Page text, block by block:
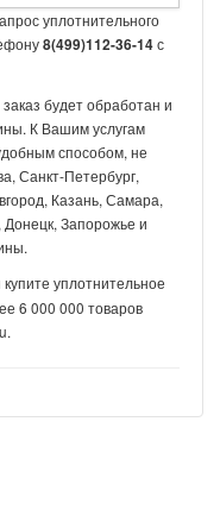
уплотнительного
8(499)112-36-14с
будет обработан и
К Вашим услугам
способом, не
Санкт-Петербург,
Казань, Самара,
Донецк, Запорожье и
купите уплотнительное
6 000 000 товаров